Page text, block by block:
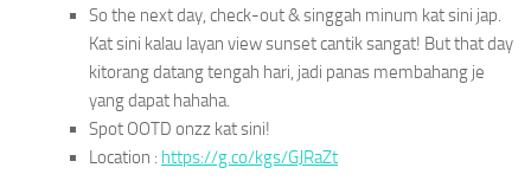
So the next day, check-out & singgah minum kat sini jap.
Kat sini kalau layan view sunset cantik sangat! But that day
kitorang datang tengah hari, jadi panas membahang je
yang dapat hahaha.
Spot OOTD onzz kat sini!
Location : https://g.co/kgs/GJRaZt